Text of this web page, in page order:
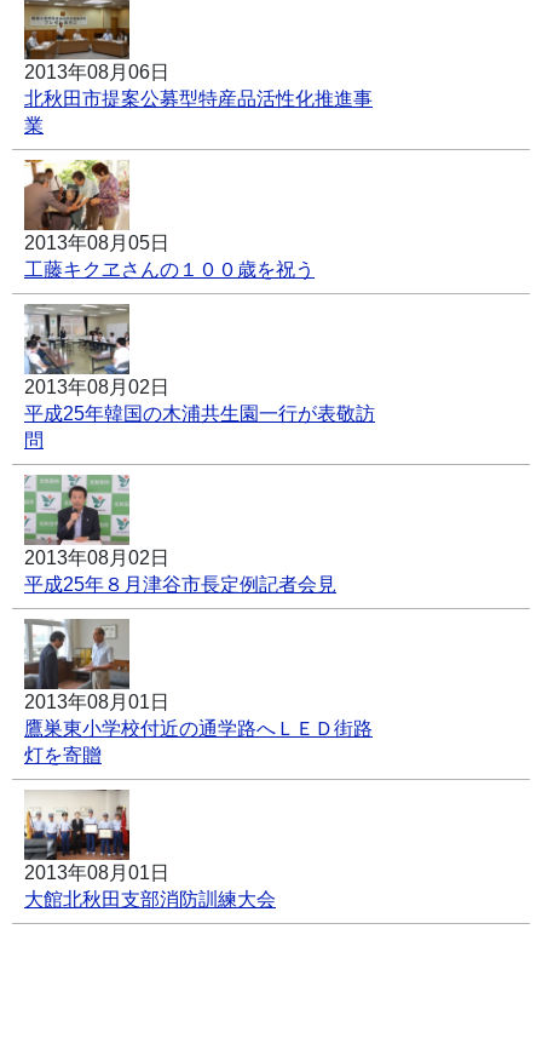
2013年08月06日
北秋田市提案公募型特産品活性化推進事
業
2013年08月05日
工藤キクヱさんの１００歳を祝う
2013年08月02日
平成25年韓国の木浦共生園一行が表敬訪
問
2013年08月02日
平成25年８月津谷市長定例記者会見
2013年08月01日
鷹巣東小学校付近の通学路へＬＥＤ街路
灯を寄贈
2013年08月01日
大館北秋田支部消防訓練大会